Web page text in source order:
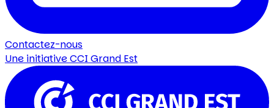
Contactez-nous
Une initiativeCCI Grand Est